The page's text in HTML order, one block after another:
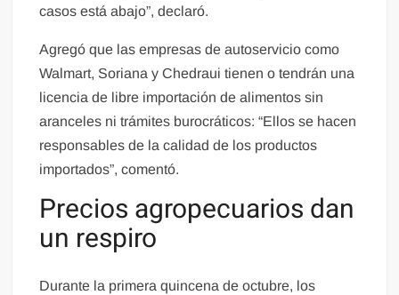
casos está abajo”, declaró.
Agregó que las empresas de autoservicio como
Walmart, Soriana y Chedraui tienen o tendrán una
licencia de libre importación de alimentos sin
aranceles ni trámites burocráticos: “Ellos se hacen
responsables de la calidad de los productos
importados”, comentó.
Precios agropecuarios dan
un respiro
Durante la primera quincena de octubre, los